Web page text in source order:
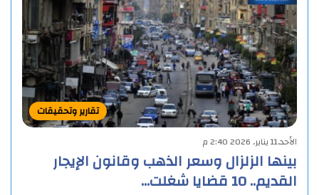
تقارير وتحقيقات
الأحد,11 يناير, 2026 2:40 م
بينها الزلزال وسعر الذهب وقانون الإيجار
القديم.. 10 قضايا شغلت…